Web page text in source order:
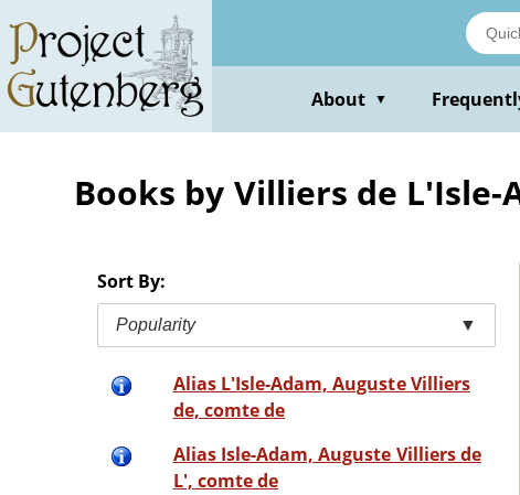
main
content
About ▼
Books by Villiers de
Sort By:
Popularity ▼
Alias L'Isle-Adam, Auguste Villiers
de, comte de
Alias Isle-Adam, Auguste Villiers de
L', comte de